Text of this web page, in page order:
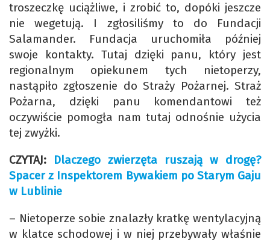
troszeczkę uciążliwe, i zrobić to, dopóki jeszcze
nie wegetują. I zgłosiliśmy to do Fundacji
Salamander. Fundacja uruchomiła później
swoje kontakty. Tutaj dzięki panu, który jest
regionalnym opiekunem tych nietoperzy,
nastąpiło zgłoszenie do Straży Pożarnej. Straż
Pożarna, dzięki panu komendantowi też
oczywiście pomogła nam tutaj odnośnie użycia
tej zwyżki.
CZYTAJ: Dlaczego zwierzęta ruszają w drogę?
Spacer z Inspektorem Bywakiem po Starym Gaju
w Lublinie
– Nietoperze sobie znalazły kratkę wentylacyjną
w klatce schodowej i w niej przebywały właśnie